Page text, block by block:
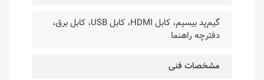
گیم‌پد بیسیم، کابل HDMI، کابل USB، کابل برق،
دفترچه راهنما
مشخصات فنی